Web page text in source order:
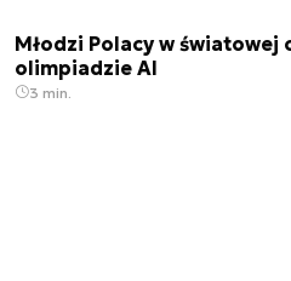
Młodzi Polacy w światowej
olimpiadzie AI
3 min.